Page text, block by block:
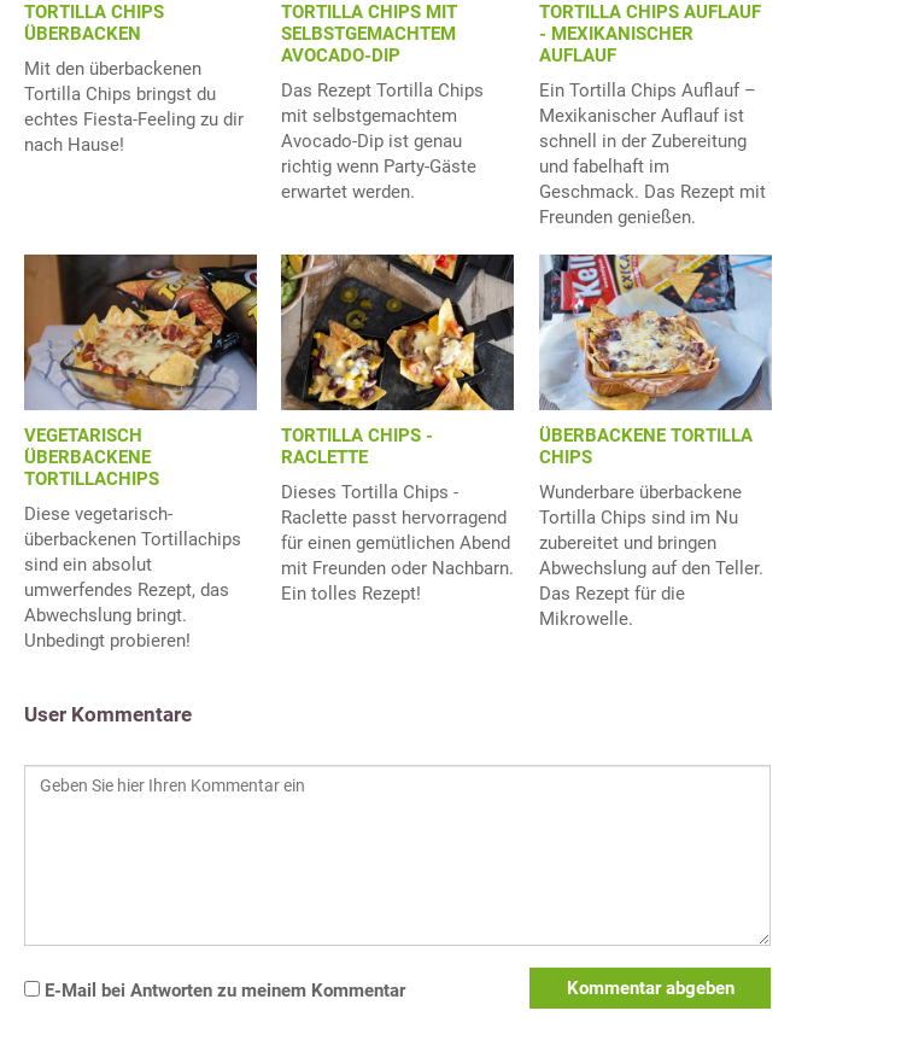
TORTILLA CHIPS
ÜBERBACKEN
Mit den überbackenen
Tortilla Chips bringst du
echtes Fiesta-Feeling zu dir
nach Hause!
TORTILLA CHIPS MIT
SELBSTGEMACHTEM
AVOCADO-DIP
Das Rezept Tortilla Chips
mit selbstgemachtem
Avocado-Dip ist genau
richtig wenn Party-Gäste
erwartet werden.
TORTILLA CHIPS AUFLAUF
- MEXIKANISCHER
AUFLAUF
Ein Tortilla Chips Auflauf –
Mexikanischer Auflauf ist
schnell in der Zubereitung
und fabelhaft im
Geschmack. Das Rezept mit
Freunden genießen.
VEGETARISCH
ÜBERBACKENE
TORTILLACHIPS
Diese vegetarisch-
überbackenen Tortillachips
sind ein absolut
umwerfendes Rezept, das
Abwechslung bringt.
Unbedingt probieren!
TORTILLA CHIPS -
RACLETTE
Dieses Tortilla Chips -
Raclette passt hervorragend
für einen gemütlichen Abend
mit Freunden oder Nachbarn.
Ein tolles Rezept!
ÜBERBACKENE TORTILLA
CHIPS
Wunderbare überbackene
Tortilla Chips sind im Nu
zubereitet und bringen
Abwechslung auf den Teller.
Das Rezept für die
Mikrowelle.
User Kommentare
E-Mail bei Antworten zu meinem Kommentar Kommentar abgeben